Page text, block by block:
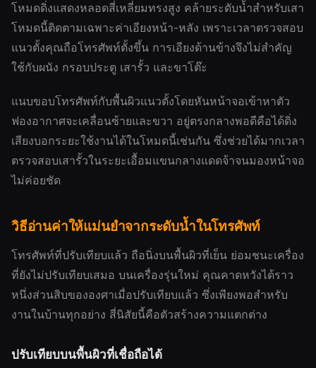
โหมดดิ่งแสดงหลอดสี่เหลี่ยมทรงสูง คล้ายระดับน้ำสำหรับเสา
โหมดนี้ติดตามเฉพาะค่าเอียงหน้า-หลัง เพราะเวลาตรวจสอบ
แนวตั้งคุณถือโทรศัพท์ตั้งขึ้น การเอียงด้านข้างจึงไม่สำคัญ
ใช้กับผนัง กรอบประตู เสารั้ว และขาโต๊ะ
แนบขอบโทรศัพท์กับพื้นผิวแนวตั้งโดยหันหน้าจอเข้าหาตัว
ฟองอากาศจะเคลื่อนซ้ายและขวา อยู่ตรงกลางพอดีคือได้ดิ่ง
เสียงบอกระยะใช้งานได้ในโหมดนี้เช่นกัน ซึ่งช่วยได้มากเวลา
ตรวจสอบเสารั้วในระยะเอื้อมแขนกลางแดดจ้าจนมองหน้าจอ
ไม่ค่อยชัด
วิธีอ่านค่าให้แม่นยำจากระดับน้ำในโทรศัพท์
โทรศัพท์ที่ปรับเทียบแล้ว ถือนิ่งบนพื้นผิวที่เย็น ย่อมชนะเครื่อง
ที่ยังไม่ปรับเทียบเสมอ บนเครื่องรุ่นใหม่ คุณคาดหวังได้ราว
หนึ่งส่วนสิบขององศาเมื่อปรับเทียบแล้ว ซึ่งเพียงพอสำหรับ
งานในบ้านทุกอย่าง สี่นิสัยนี้คือตัวสร้างความแตกต่าง
ปรับเทียบบนพื้นผิวที่เชื่อถือได้